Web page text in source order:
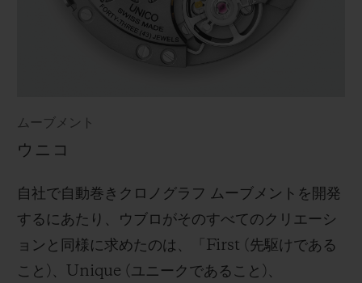
ムーブメント
ウニコ
自社で自動巻きクロノグラフ ムーブメントを開発
するにあたり、ウブロがそのすべてのクリエーシ
ョンと同様に求めたのは、「First (先駆けである
こと)、Unique (ユニークであること)、